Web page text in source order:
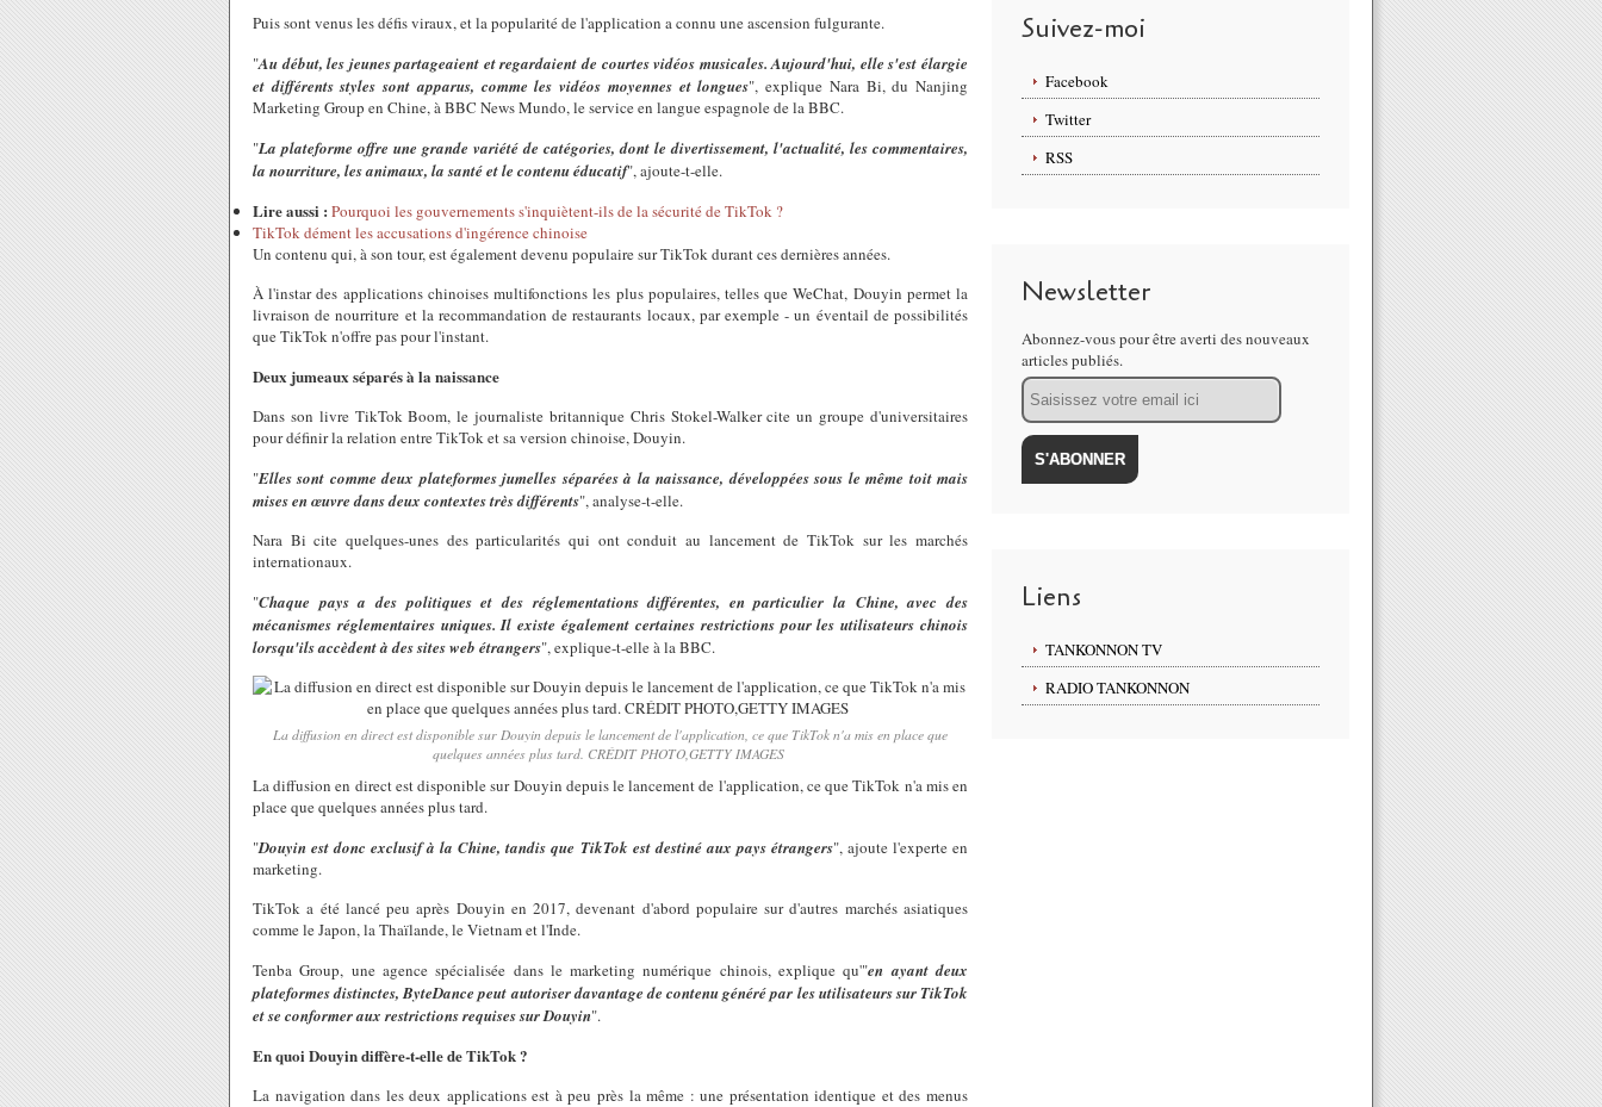
Puis sont venus les défis viraux, et la popularité de l'application a connu une ascension fulgurante.
"Au début, les jeunes partageaient et regardaient de courtes vidéos musicales. Aujourd'hui, elle s'est élargie
et différents styles sont apparus, comme les vidéos moyennes et longues", explique Nara Bi, du Nanjing
Marketing Group en Chine, à BBC News Mundo, le service en langue espagnole de la BBC.
"La plateforme offre une grande variété de catégories, dont le divertissement, l'actualité, les commentaires,
la nourriture, les animaux, la santé et le contenu éducatif", ajoute-t-elle.
Lire aussi : Pourquoi les gouvernements s'inquiètent-ils de la sécurité de TikTok ?
TikTok dément les accusations d'ingérence chinoise
Un contenu qui, à son tour, est également devenu populaire sur TikTok durant ces dernières années.
À l'instar des applications chinoises multifonctions les plus populaires, telles que WeChat, Douyin permet la
livraison de nourriture et la recommandation de restaurants locaux, par exemple - un éventail de possibilités
que TikTok n'offre pas pour l'instant.
Deux jumeaux séparés à la naissance
Dans son livre TikTok Boom, le journaliste britannique Chris Stokel-Walker cite un groupe d'universitaires
pour définir la relation entre TikTok et sa version chinoise, Douyin.
"Elles sont comme deux plateformes jumelles séparées à la naissance, développées sous le même toit mais
mises en œuvre dans deux contextes très différents", analyse-t-elle.
Nara Bi cite quelques-unes des particularités qui ont conduit au lancement de TikTok sur les marchés
internationaux.
"Chaque pays a des politiques et des réglementations différentes, en particulier la Chine, avec des
mécanismes réglementaires uniques. Il existe également certaines restrictions pour les utilisateurs chinois
lorsqu'ils accèdent à des sites web étrangers", explique-t-elle à la BBC.
La diffusion en direct est disponible sur Douyin depuis le lancement de l'application, ce que TikTok n'a mis en place que
quelques années plus tard. CRÉDIT PHOTO,GETTY IMAGES
La diffusion en direct est disponible sur Douyin depuis le lancement de l'application, ce que TikTok n'a mis en
place que quelques années plus tard.
"Douyin est donc exclusif à la Chine, tandis que TikTok est destiné aux pays étrangers", ajoute l'experte en
marketing.
TikTok a été lancé peu après Douyin en 2017, devenant d'abord populaire sur d'autres marchés asiatiques
comme le Japon, la Thaïlande, le Vietnam et l'Inde.
Tenba Group, une agence spécialisée dans le marketing numérique chinois, explique qu'"en ayant deux
plateformes distinctes, ByteDance peut autoriser davantage de contenu généré par les utilisateurs sur TikTok
et se conformer aux restrictions requises sur Douyin".
En quoi Douyin diffère-t-elle de TikTok ?
La navigation dans les deux applications est à peu près la même : une présentation identique et des menus
Suivez-moi
Facebook
Twitter
RSS
Newsletter
Abonnez-vous pour être averti des nouveaux
articles publiés.
Email
Liens
TANKONNON TV
RADIO TANKONNON